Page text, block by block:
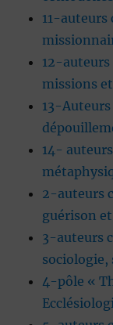
11-
12-
missions
13-
14-
2-auteurs
guérison
3-auteurs
sociologie,
4-pôle «